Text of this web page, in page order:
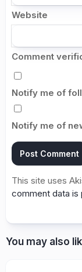
Website
Comment
Notify me of
Notify me of
This site uses
comment data is
You may also